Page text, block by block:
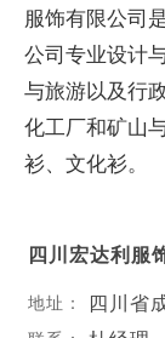
服饰有限公司
公司专业设计
与旅游以及行
化工厂和矿山
衫、文化衫。
四川宏达利服
地址： 四川省